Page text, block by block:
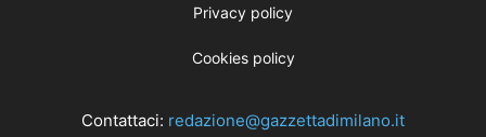
Privacy policy
Cookies policy
Contattaci: redazione@gazzettadimilano.it